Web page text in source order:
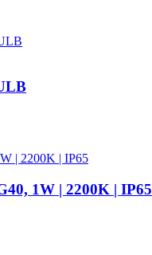
1W | 2200K | IP65